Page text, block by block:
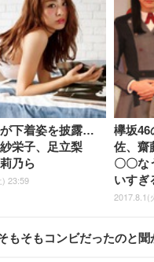
下着姿を披露…
栄子、足立梨
乃ら
) 23:59
欅坂46
佐、齋
〇〇な
いすぎ
2017.8.1(
そもコンビだったのと聞